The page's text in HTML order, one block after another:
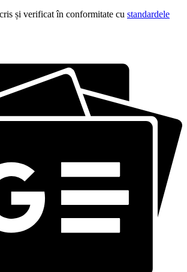
și verificat în conformitate cu standardele